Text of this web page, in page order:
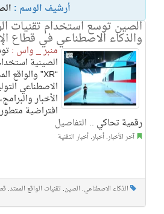
أرشيف الوسم :
الصين توسع استخدام تقنيات
والذكاء الاصطناعي في قطاع
منبر _ واس :
الصينية
الأخبار
افتراضية
رقمية تحاكي .. التفاصيل
آخر الأخبار, أخبار, أخبار التقنية
الذكاء الاصطناعي, الصين, تقنيات الواقع الممتد,